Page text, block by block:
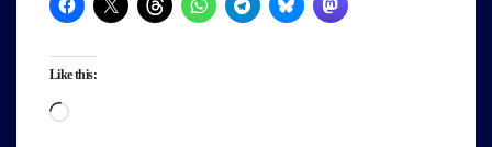
Like this:
Loading…